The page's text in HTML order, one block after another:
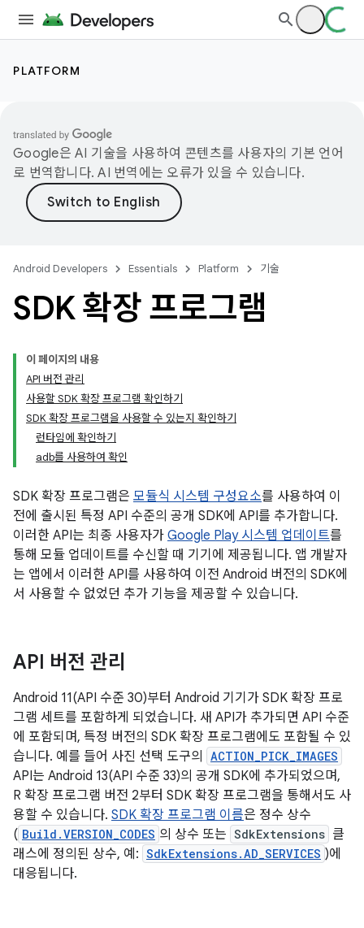
PLATFORM
Google은 AI 기술을 사용하여 콘텐츠를 사용자의 기본 언어
로 번역합니다. AI 번역에는 오류가 있을 수 있습니다.
Android Developers Essentials Platform 기술
SDK 확장 프로그램
이 페이지의 내용
API 버전 관리
사용할 SDK 확장 프로그램 확인하기
SDK 확장 프로그램을 사용할 수 있는지 확인하기
런타임에 확인하기
adb를 사용하여 확인
SDK 확장 프로그램은 모듈식 시스템 구성요소를 사용하여 이
전에 출시된 특정 API 수준의 공개 SDK에 API를 추가합니다.
이러한 API는 최종 사용자가 Google Play 시스템 업데이트를
통해 모듈 업데이트를 수신할 때 기기에 제공됩니다. 앱 개발자
는 앱에서 이러한 API를 사용하여 이전 Android 버전의 SDK에
서 사용할 수 없었던 추가 기능을 제공할 수 있습니다.
API 버전 관리
Android 11(API 수준 30)부터 Android 기기가 SDK 확장 프로
그램 세트를 포함하게 되었습니다. 새 API가 추가되면 API 수준
에 포함되며, 특정 버전의 SDK 확장 프로그램에도 포함될 수 있
습니다. 예를 들어 사진 선택 도구의
ACTION_PICK_IMAGES
API는 Android 13(API 수준 33)의 공개 SDK에 추가되었으며,
R 확장 프로그램 버전 2부터 SDK 확장 프로그램을 통해서도 사
용할 수 있습니다. SDK 확장 프로그램 이름은 정수 상수
( Build.VERSION_CODES 의 상수 또는 SdkExtensions 클
래스에 정의된 상수, 예: SdkExtensions.AD_SERVICES )에
대응됩니다.